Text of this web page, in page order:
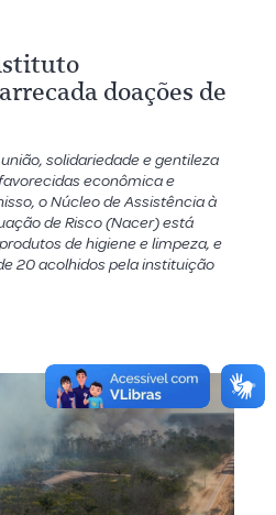
doações de
solidariedade e gentileza
econômica e
o Núcleo de Assistência à
de Risco (Nacer) está
de higiene e limpeza, e
20 acolhidos pela instituição